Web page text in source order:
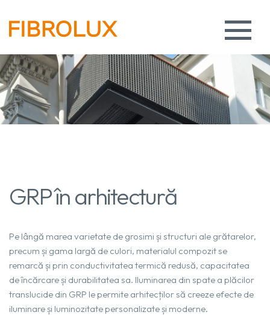
GRP în arhitectură
Pe lângă marea varietate de grosimi și structuri ale grătarelor,
precum și gama largă de culori, materialul compozit se
remarcă și prin conductivitatea termică redusă, capacitatea
de încărcare și durabilitatea sa. Iluminarea din spate a plăcilor
translucide din GRP le permite arhitecților să creeze efecte de
iluminare și luminozitate personalizate și moderne.